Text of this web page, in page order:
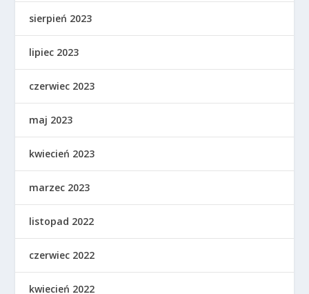
sierpień 2023
lipiec 2023
czerwiec 2023
maj 2023
kwiecień 2023
marzec 2023
listopad 2022
czerwiec 2022
kwiecień 2022